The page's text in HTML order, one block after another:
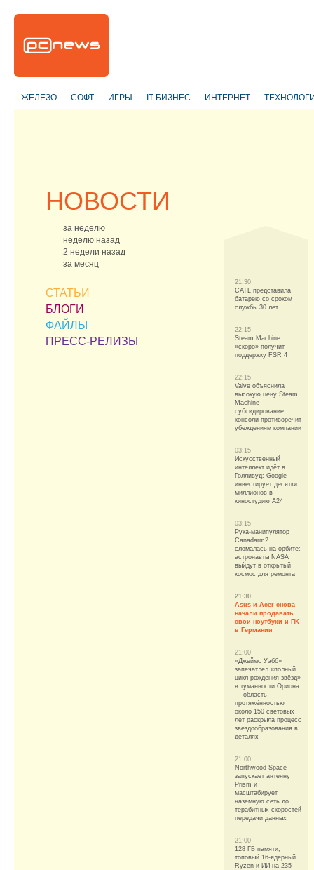
ЖЕЛЕЗО СОФТ ИГРЫ IT-БИЗНЕС ИНТЕРНЕТ
НОВОСТИ
за неделю
неделю назад
2 недели назад
за месяц
СТАТЬИ
БЛОГИ
ФАЙЛЫ
ПРЕСС-РЕЛИЗЫ
21:30
CATL представила
батарею со сроком
службы 30 лет
22:15
Steam Machine
«скоро» получит
поддержку FSR 4
22:15
Valve объяснила
высокую цену Steam
Machine —
субсидирование
консоли противоречит
убеждениям компании
03:15
Искусственный
интеллект идёт в
Голливуд: Google
инвестирует десятки
миллионов в
киностудию A24
03:15
Рука-манипулятор
Canadarm2
сломалась на орбите:
астронавты NASA
выйдут в открытый
космос для ремонта
21:30
Asus и Acer снова
начали продавать
свои ноутбуки и ПК
в Германии
21:00
«Джеймс Уэбб»
запечатлел «полный
цикл рождения звёзд»
в туманности Ориона
— область
протяжённостью
около 150 световых
лет раскрыла процесс
звездообразования в
деталях
21:00
Northwood Space
запускает антенну
Prism и
масштабирует
наземную сеть до
терабитных скоростей
передачи данных
21:00
128 ГБ памяти,
топовый 16-ядерный
Ryzen и ИИ на 235